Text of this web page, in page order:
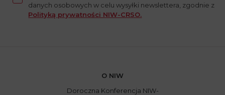
danych osobowych w celu wysyłki newslettera, zgodnie z
Polityką prywatności NIW-CRSO.
O NIW
Doroczna Konferencja NIW-